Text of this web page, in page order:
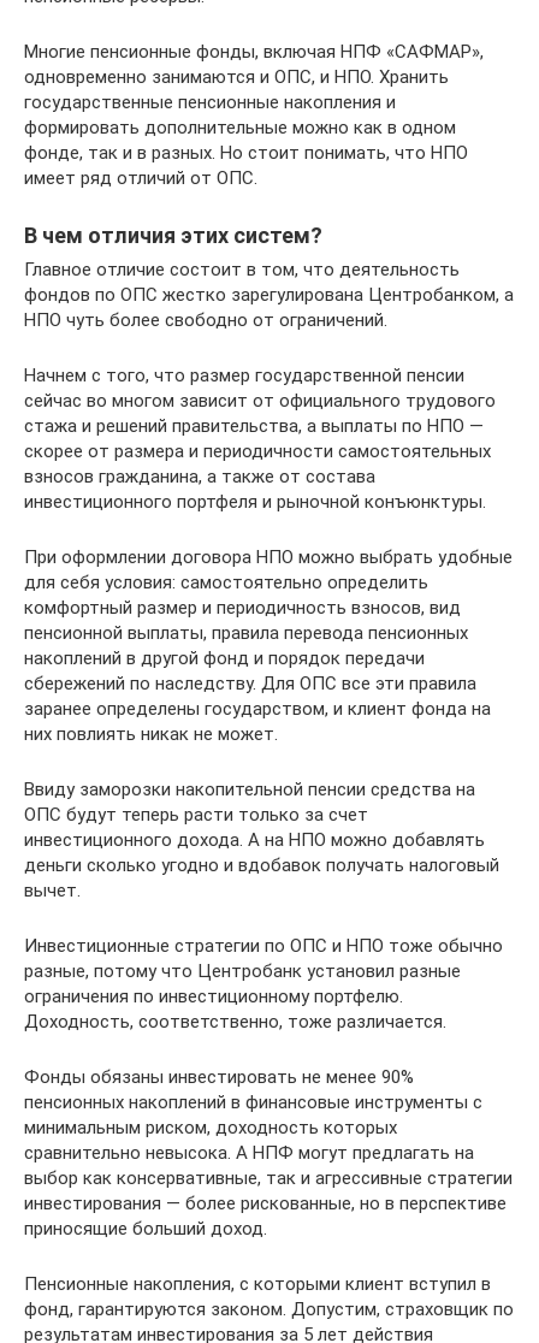
Многие пенсионные фонды, включая НПФ «САФМАР»,
одновременно занимаются и ОПС, и НПО. Хранить
государственные пенсионные накопления и
формировать дополнительные можно как в одном
фонде, так и в разных. Но стоит понимать, что НПО
имеет ряд отличий от ОПС.
В чем отличия этих систем?
Главное отличие состоит в том, что деятельность
фондов по ОПС жестко зарегулирована Центробанком, а
НПО чуть более свободно от ограничений.
Начнем с того, что размер государственной пенсии
сейчас во многом зависит от официального трудового
стажа и решений правительства, а выплаты по НПО —
скорее от размера и периодичности самостоятельных
взносов гражданина, а также от состава
инвестиционного портфеля и рыночной конъюнктуры.
При оформлении договора НПО можно выбрать удобные
для себя условия: самостоятельно определить
комфортный размер и периодичность взносов, вид
пенсионной выплаты, правила перевода пенсионных
накоплений в другой фонд и порядок передачи
сбережений по наследству. Для ОПС все эти правила
заранее определены государством, и клиент фонда на
них повлиять никак не может.
Ввиду заморозки накопительной пенсии средства на
ОПС будут теперь расти только за счет
инвестиционного дохода. А на НПО можно добавлять
деньги сколько угодно и вдобавок получать налоговый
вычет.
Инвестиционные стратегии по ОПС и НПО тоже обычно
разные, потому что Центробанк установил разные
ограничения по инвестиционному портфелю.
Доходность, соответственно, тоже различается.
Фонды обязаны инвестировать не менее 90%
пенсионных накоплений в финансовые инструменты с
минимальным риском, доходность которых
сравнительно невысока. А НПФ могут предлагать на
выбор как консервативные, так и агрессивные стратегии
инвестирования — более рискованные, но в перспективе
приносящие больший доход.
Пенсионные накопления, с которыми клиент вступил в
фонд, гарантируются законом. Допустим, страховщик по
результатам инвестирования за 5 лет действия